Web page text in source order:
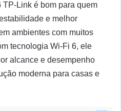
Link é bom para quem
e melhor
ambientes com muitos
tecnologia Wi-Fi 6, ele
alcance e desempenho
moderna para casas e